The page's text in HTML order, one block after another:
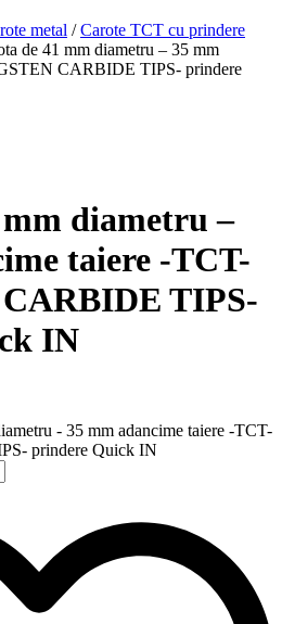
metal /Carote TCT cu prindere
de 41 mm diametru – 35 mm
CARBIDE TIPS- prindere
diametru –
taiere -TCT-
TIPS-
IN
- 35 mm adancime taiere -TCT-
prindere Quick IN